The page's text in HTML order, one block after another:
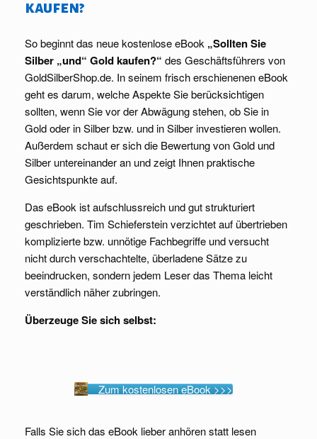
kaufen?
So beginnt das neue kostenlose eBook „Sollten Sie
Silber „und“ Gold kaufen?“ des Geschäftsführers von
GoldSilberShop.de. In seinem frisch erschienenen eBook
geht es darum, welche Aspekte Sie berücksichtigen
sollten, wenn Sie vor der Abwägung stehen, ob Sie in
Gold oder in Silber bzw. und in Silber investieren wollen.
Außerdem schaut er sich die Bewertung von Gold und
Silber untereinander an und zeigt Ihnen praktische
Gesichtspunkte auf.
Das eBook ist aufschlussreich und gut strukturiert
geschrieben. Tim Schieferstein verzichtet auf übertrieben
komplizierte bzw. unnötige Fachbegriffe und versucht
nicht durch verschachtelte, überladene Sätze zu
beeindrucken, sondern jedem Leser das Thema leicht
verständlich näher zubringen.
Überzeuge Sie sich selbst:
Zum kostenlosen eBook >>>
Falls Sie sich das eBook lieber anhören statt lesen